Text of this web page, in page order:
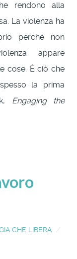
rendono alla
La violenza ha
perché non
appare
cose. È ciò che
la prima
Engaging the
CHE LIBERA